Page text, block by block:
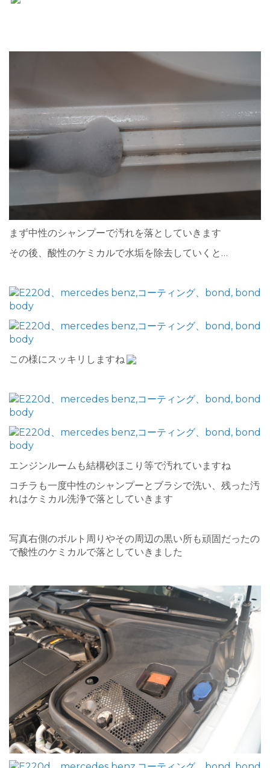
まず中性のシャンプーで汚れを落としていきます
その後、酸性のケミカルで水垢を除去していくと…
この様にスッキリしますね
エンジンルームも結構砂ほこり等で汚れていますね
コチラも一度中性のシャンプーとブラシで洗い、残った汚
れはケミカル洗浄で落としていきます
写真右側のボルト周りやその周辺の黒い所も頑固だったの
で酸性のケミカルで落としていきました